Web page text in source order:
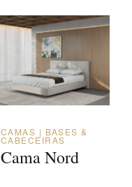
CAMAS | BASES &
CABECEIRAS
Cama Nord